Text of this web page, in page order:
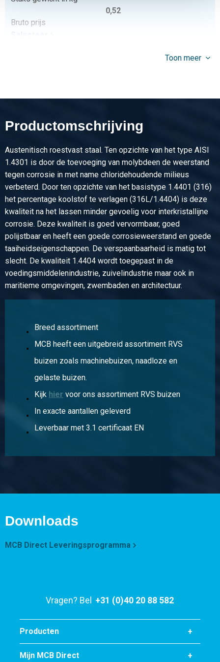
0,52
Bruto prijs
Selecteer
Bruto prijs
Artikelnummer
2440-0218-1
Omschrijving
316L Draad T-stuk NPT 3000# 1In
Stuks gewicht in kg
1,26
Bruto prijs
Selecteer
Artikelnummer
2440-0218-114
Omschrijving
316L Draad T-stuk NPT 3000# 1 1/4In
Selecteer
2440-0218-112
Omschrijving
316L Draad T-stuk NPT 3000# 1 1/2In
Stuks gewicht in kg
2,81
Selecteer
Stuks gewicht in kg
Bruto prijs
Toon meer
Productomschrijving
Austenitisch roestvast staal. Ten opzichte van het type AISI
1.4301 is door de toevoeging van molybdeen de weerstand
tegen corrosie in met name chloridehoudende milieus
verbeterd. Door ten opzichte van het basistype 1.4401 (316)
het percentage koolstof te verlagen (316L/1.4404) is deze
kwaliteit na het lassen minder gevoelig voor interkristallijne
corrosie. Deze kwaliteit is goed vervormbaar, goed
polijstbaar en heeft een goede corrosieweerstand en goede
taaiheidseigenschappen. De verspaanbaarheid is matig tot
slecht. De kwaliteit 1.4404 wordt toegepast in de
voedingsmiddelenindustrie, zuivelindustrie maar ook in
maritieme omgevingen, zwembaden en architectuur.
Breed assortiment
MCB heeft een uitgebreid assortiment RVS
buizen zoals machinebuizen, naadloze en
gelaste buizen.
Kijk hier voor ons assortiment RVS buizen
In exacte aantallen geleverd
Leverbaar met 3.1 certificaat EN
Downloads
MCB Direct Leveringsprogramma
Vragen? Bel +31 (0)40 20 88 582
Producten
Mijn MCB Direct